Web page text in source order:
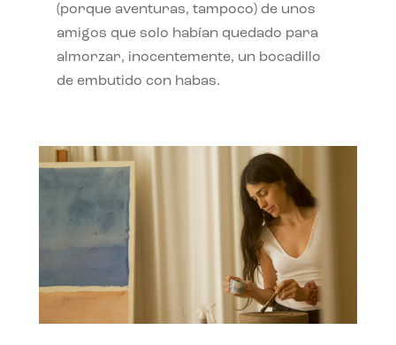
(porque aventuras, tampoco) de unos
amigos que solo habían quedado para
almorzar, inocentemente, un bocadillo
de embutido con habas.